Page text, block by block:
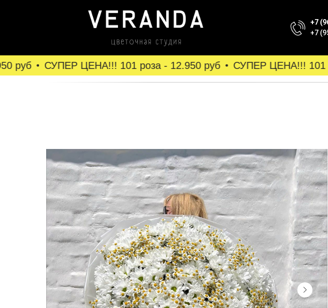
+7
+7
руб СУПЕР ЦЕНА!!! 101 роза - 12.950 руб СУПЕР ЦЕНА!!! 101